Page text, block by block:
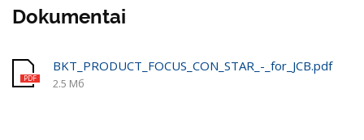
Dokumentai
BKT_PRODUCT_FOCUS_CON_STAR_-_for_JCB.pdf
2.5 Мб